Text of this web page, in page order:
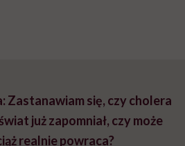
Zastanawiam się, czy cholera
już zapomniał, czy może
realnie powraca?